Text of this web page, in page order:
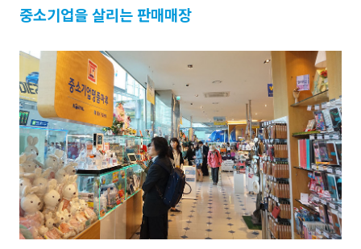
중소기업을 살리는 판매매장